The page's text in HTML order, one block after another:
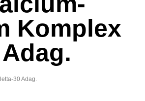
Komplex
30 Adag.